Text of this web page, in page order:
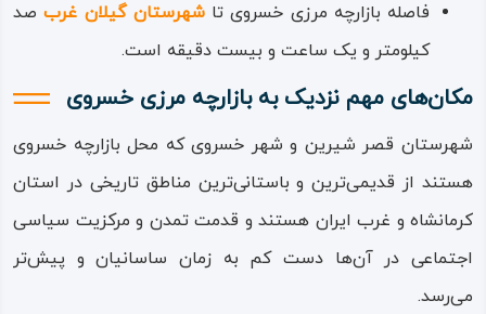
فاصله‌ بازارچه‌ مرزی خسروی تاشهرستان گیلان‌ غربصد
کیلومتر و یک ساعت و بیست دقیقه است.
مکان‌های مهم نزدیک به بازارچه مرزی خسروی
شهرستان قصر شیرین و شهر خسروی که محل بازارچه خسروی
هستند از قدیمی‌ترین و باستانی‌ترین مناطق تاریخی در استان
کرمانشاه و غرب ایران هستند و قدمت تمدن و مرکزیت سیاسی
اجتماعی در آن‌ها دست کم به زمان ساسانیان و پیش‌تر
می‌رسد.